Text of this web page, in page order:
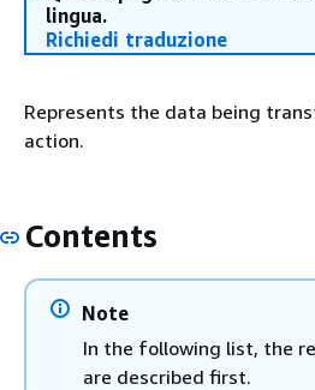
lingua.
Richiedi traduzione
Represents the data being
action.
Contents
Note
In the following list, the
are described first.